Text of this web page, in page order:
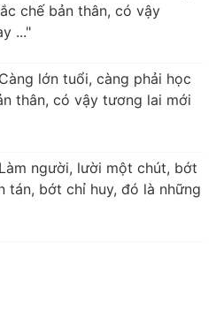
chế bản thân, có vậy
..."
lớn tuổi, càng phải học
thân, có vậy tương lai mới
người, lười một chút, bớt
tán, bớt chỉ huy, đó là những